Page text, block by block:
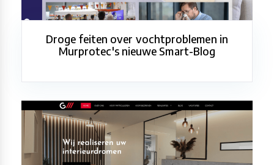
Droge feiten over vochtproblemen in
Murprotec's nieuwe Smart-Blog